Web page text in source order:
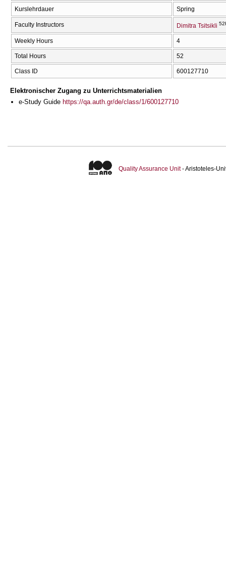
Kurslehrdauer Spring
Faculty Instructors Dimitra Tsitsikli
Weekly Hours 4
Total Hours 52
Class ID 600127710
Elektronischer Zugang zu Unterrichtsmaterialien
e-Study Guide https://qa.auth.gr/de/class/1/600127710
Quality Assurance Unit- Aristoteles-